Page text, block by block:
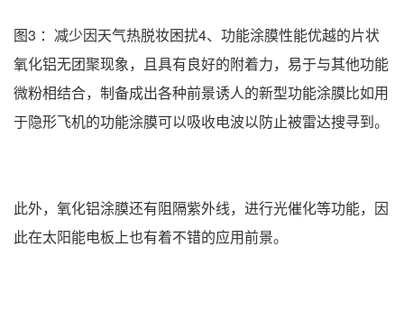
图3 ：减少因天气热脱妆困扰4、功能涂膜性能优越的片状
氧化铝无团聚现象，且具有良好的附着力，易于与其他功能
微粉相结合，制备成出各种前景诱人的新型功能涂膜比如用
于隐形飞机的功能涂膜可以吸收电波以防止被雷达搜寻到。
此外，氧化铝涂膜还有阻隔紫外线，进行光催化等功能，因
此在太阳能电板上也有着不错的应用前景。